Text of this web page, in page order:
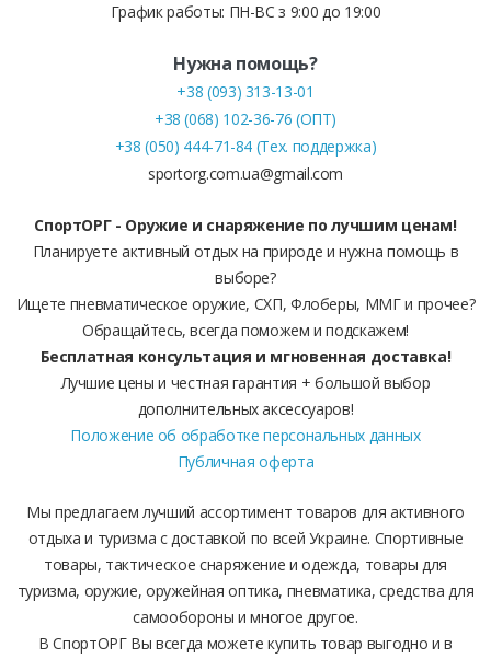
График работы: ПН-ВС з 9:00 до 19:00
Нужна помощь?
+38 (093) 313-13-01
+38 (068) 102-36-76 (ОПТ)
+38 (050) 444-71-84 (Тех. поддержка)
sportorg.com.ua@gmail.com
СпортОРГ - Оружие и снаряжение по лучшим ценам!
Планируете активный отдых на природе и нужна помощь в
выборе?
Ищете пневматическое оружие, СХП, Флоберы, ММГ и прочее?
Обращайтесь, всегда поможем и подскажем!
Бесплатная консультация и мгновенная доставка!
Лучшие цены и честная гарантия + большой выбор
дополнительных аксессуаров!
Положение об обработке персональных данных
Публичная оферта
Мы предлагаем лучший ассортимент товаров для активного
отдыха и туризма с доставкой по всей Украине. Спортивные
товары, тактическое снаряжение и одежда, товары для
туризма, оружие, оружейная оптика, пневматика, средства для
самообороны и многое другое.
В СпортОРГ Вы всегда можете купить товар выгодно и в